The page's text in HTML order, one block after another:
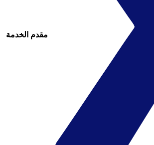
مقدم الخدمة